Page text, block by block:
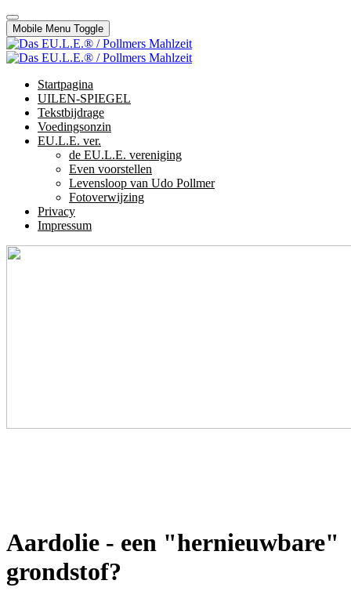
Mobile Menu Toggle
Startpagina
UILEN-SPIEGEL
Tekstbijdrage
Voedingsonzin
EU.L.E. ver.
de EU.L.E. vereniging
Even voorstellen
Levensloop van Udo Pollmer
Fotoverwijzing
Privacy
Impressum
Aardolie - een "hernieuwbare"
grondstof?